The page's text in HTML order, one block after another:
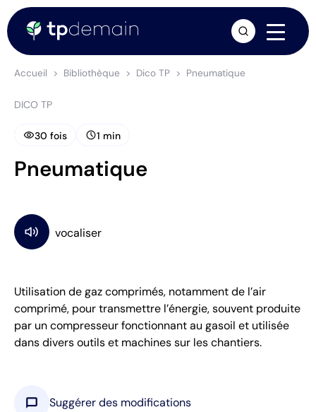
Accueil Bibliothèque Dico TP Pneumatique
DICO TP
visibility30 fois schedule1 min
Pneumatique
Utilisation de gaz comprimés, notamment de l’air
comprimé, pour transmettre l’énergie, souvent produite
par un compresseur fonctionnant au gasoil et utilisée
dans divers outils et machines sur les chantiers.
chat_bubble Suggérer des modifications
arrow_forward